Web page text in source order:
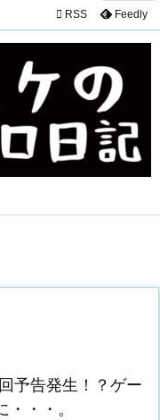
 RSS Feedly
予告発生！？ゲー
・・。